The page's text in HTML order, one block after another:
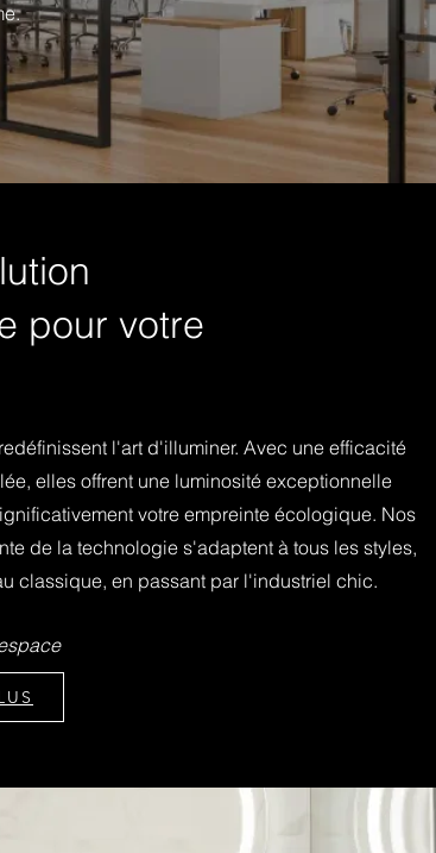
pour votre
redéfinissent l'art d'illuminer. Avec une efficacité
elles offrent une luminosité exceptionnelle
votre empreinte écologique. Nos
de la technologie s'adaptent à tous les styles,
classique, en passant par l'industriel chic.